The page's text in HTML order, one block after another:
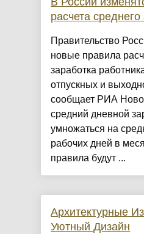
расчета среднего
Правительство
новые правила
заработка
отпускных и
сообщает РИА
средний дневной
умножаться на
рабочих дней в
правила будут ...
Архитектурные
Уютный Дизайн